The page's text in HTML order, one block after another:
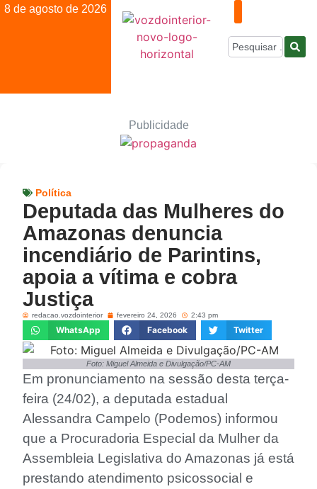
8 de agosto de 2026
Publicidade
Política
Deputada das Mulheres do
Amazonas denuncia
incendiário de Parintins,
apoia a vítima e cobra
Justiça
redacao.vozdointerior fevereiro 24, 2026 2:43 pm
WhatsApp Facebook Twitter
Foto: Miguel Almeida e Divulgação/PC-AM
Em pronunciamento na sessão desta terça-
feira (24/02), a deputada estadual
Alessandra Campelo (Podemos) informou
que a Procuradoria Especial da Mulher da
Assembleia Legislativa do Amazonas já está
prestando atendimento psicossocial e